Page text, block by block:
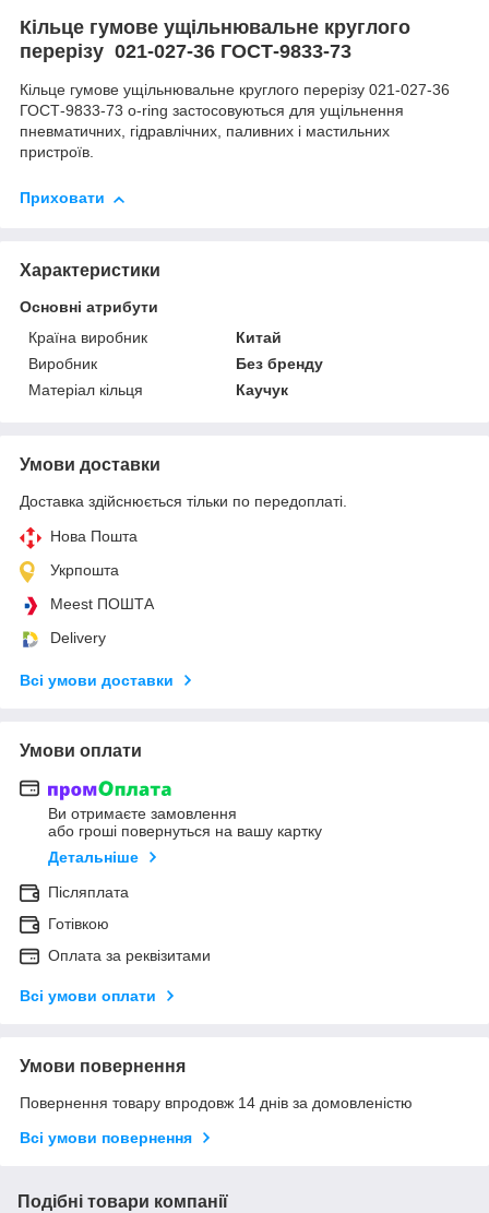
Кільце гумове ущільнювальне круглого
перерізу 021-027-36 ГОСТ-9833-73
Кільце гумове ущільнювальне круглого перерізу 021-027-36
ГОСТ-9833-73 o-ring застосовуються для ущільнення
пневматичних, гідравлічних, паливних і мастильних
пристроїв.
Приховати
Характеристики
Основні атрибути
Країна виробник
Китай
Виробник
Без бренду
Матеріал кільця
Каучук
Умови доставки
Доставка здійснюється тільки по передоплаті.
Нова Пошта
Укрпошта
Meest ПОШТА
Delivery
Всі умови доставки
Умови оплати
Ви отримаєте замовлення
або гроші повернуться на вашу картку
Детальніше
Післяплата
Готівкою
Оплата за реквізитами
Всі умови оплати
Умови повернення
Повернення товару впродовж 14 днів за домовленістю
Всі умови повернення
Подібні товари компанії